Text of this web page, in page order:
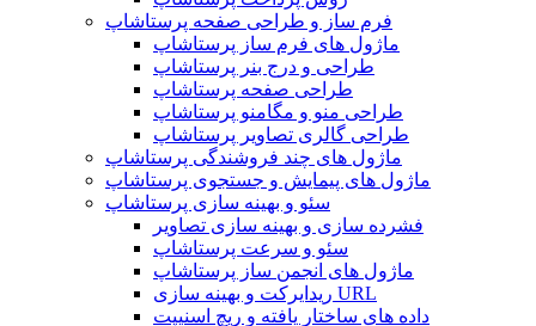
فرم ساز و طراحی صفحه پرستاشاپ
ماژول های فرم ساز پرستاشاپ
طراحی و درج بنر پرستاشاپ
طراحی صفحه پرستاشاپ
طراحی منو و مگامنو پرستاشاپ
طراحی گالری تصاویر پرستاشاپ
ماژول های چند فروشندگی پرستاشاپ
ماژول های پیمایش و جستجوی پرستاشاپ
سئو و بهینه سازی پرستاشاپ
فشرده سازی و بهینه سازی تصاویر
سئو و سرعت پرستاشاپ
ماژول های انجمن ساز پرستاشاپ
ریدایرکت و بهینه سازی URL
داده های ساختار یافته و ریچ اسنیپت